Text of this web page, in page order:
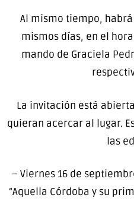
Al mismo tiempo,
mismos días, en el
mando de Graciela
La invitación está
quieran acercar al lugar.
las
– Viernes 16 de
“Aquella Córdoba y su